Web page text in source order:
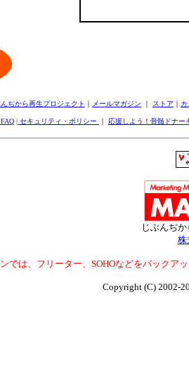
んぢから再生プロジェクト ｜ メールマガジン ｜ ストア ｜
| セキュリティ・ポリシー ｜ 応援しよう！骨髄ドナー
じぶんぢ
株
では、フリーター、SOHOなどをバックア
Copyright (C) 2002-